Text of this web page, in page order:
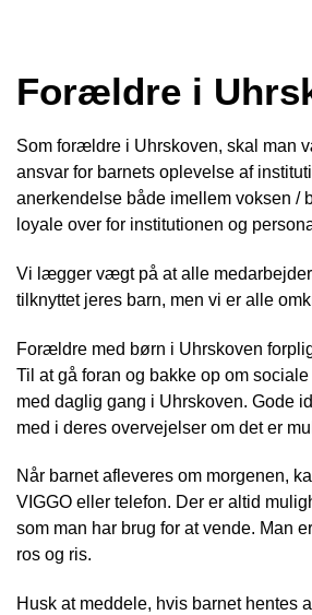
Forældre i
Som forældre i Uhrskoven, skal man
ansvar for barnets oplevelse af
anerkendelse både imellem voksen /
loyale over for institutionen og
Vi lægger vægt på at alle
tilknyttet jeres barn, men vi er alle
Forældre med børn i Uhrskoven
Til at gå foran og bakke op om
med daglig gang i Uhrskoven. Gode
med i deres overvejelser om det er
Når barnet afleveres om morgenen,
VIGGO eller telefon. Der er altid
som man har brug for at vende. Man
ros og ris.
Husk at meddele, hvis barnet hentes